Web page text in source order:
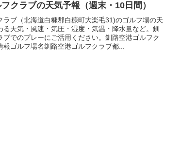
クラブの天気予報（週末・10日間）
ラブ（北海道白糠郡白糠町大楽毛31)のゴルフ場の天
る天気・風速・気圧・湿度・気温・降水量など。釧
ブでのプレーにご活用ください。釧路空港ゴルフク
報ゴルフ場名釧路空港ゴルフクラブ都...